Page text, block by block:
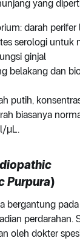
yang
darah perifer
serologi untuk
ginjal
belakang dan
putih,
biasanya
µL.
Purpura)
bergantung
perdarahan.
oleh dokter